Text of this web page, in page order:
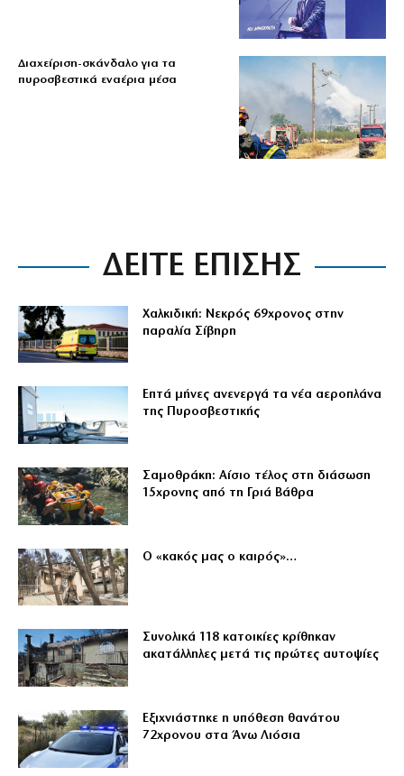
Διαχείριση-σκάνδαλο για τα
πυροσβεστικά εναέρια μέσα
ΔΕΙΤΕ ΕΠΙΣΗΣ
Χαλκιδική: Νεκρός 69χρονος στην
παραλία Σίβηρη
Επτά μήνες ανενεργά τα νέα αεροπλάνα
της Πυροσβεστικής
Σαμοθράκη: Αίσιο τέλος στη διάσωση
15χρονης από τη Γριά Βάθρα
Ο «κακός μας ο καιρός»…
Συνολικά 118 κατοικίες κρίθηκαν
ακατάλληλες μετά τις πρώτες αυτοψίες
Εξιχνιάστηκε η υπόθεση θανάτου
72χρονου στα Άνω Λιόσια